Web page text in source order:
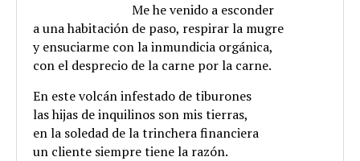
Me he venido a esconder
a una habitación de paso, respirar la mugre
y ensuciarme con la inmundicia orgánica,
con el desprecio de la carne por la carne.
En este volcán infestado de tiburones
las hijas de inquilinos son mis tierras,
en la soledad de la trinchera financiera
un cliente siempre tiene la razón.